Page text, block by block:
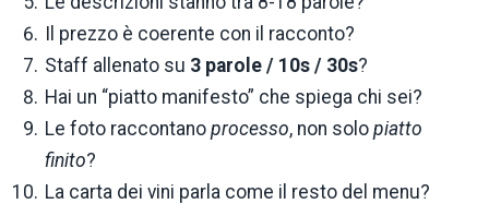
Il prezzo è coerente con il racconto?
Staff allenato su 3 parole / 10s / 30s?
Hai un “piatto manifesto” che spiega chi sei?
Le foto raccontanoprocesso, non solopiatto
finito?
La carta dei vini parla come il resto del menu?